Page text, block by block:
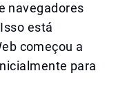
navegadores
está
começou a
para